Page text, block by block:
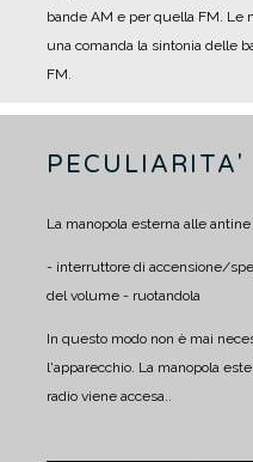
bande AM e per quella FM. Le
una comanda la sintonia delle
FM.
PECULIARITA'
La manopola esterna alle
- interruttore di accensione/
del volume - ruotandola
In questo modo non è mai
l'apparecchio. La manopola
radio viene accesa..